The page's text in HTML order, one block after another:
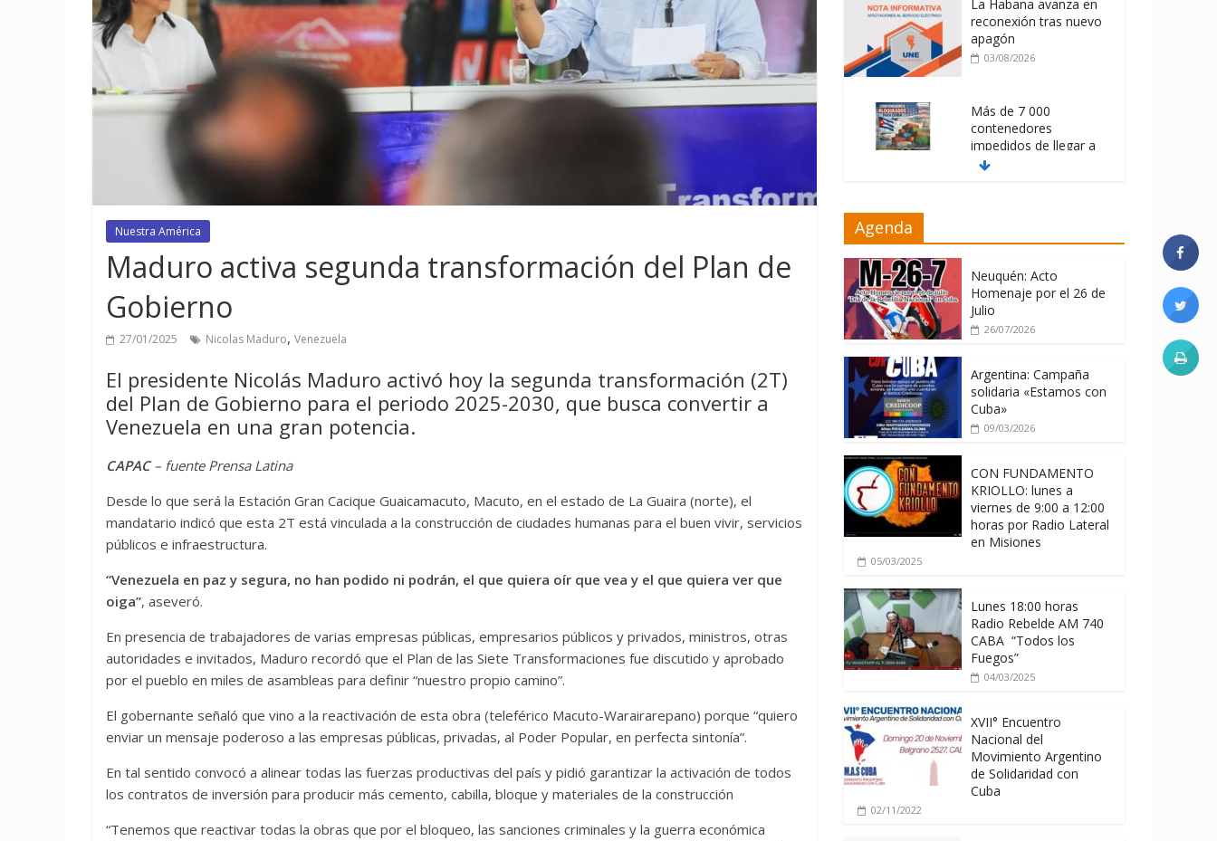
Nuestra América
Maduro activa segunda transformación del Plan de
Gobierno
27/01/2025 Nicolas Maduro, Venezuela
El presidente Nicolás Maduro activó hoy la segunda transformación (2T)
del Plan de Gobierno para el periodo 2025-2030, que busca convertir a
Venezuela en una gran potencia.
CAPAC– fuente Prensa Latina
Desde lo que será la Estación Gran Cacique Guaicamacuto, Macuto, en el estado de La Guaira (norte), el
mandatario indicó que esta 2T está vinculada a la construcción de ciudades humanas para el buen vivir, servicios
públicos e infraestructura.
“Venezuela en paz y segura, no han podido ni podrán, el que quiera oír que vea y el que quiera ver que
oiga”, aseveró.
En presencia de trabajadores de varias empresas públicas, empresarios públicos y privados, ministros, otras
autoridades e invitados, Maduro recordó que el Plan de las Siete Transformaciones fue discutido y aprobado
por el pueblo en miles de asambleas para definir “nuestro propio camino”.
El gobernante señaló que vino a la reactivación de esta obra (teleférico Macuto-Warairarepano) porque “quiero
enviar un mensaje poderoso a las empresas públicas, privadas, al Poder Popular, en perfecta sintonía”.
En tal sentido convocó a alinear todas las fuerzas productivas del país y pidió garantizar la activación de todos
los contratos de inversión para producir más cemento, cabilla, bloque y materiales de la construcción
“Tenemos que reactivar todas la obras que por el bloqueo, las sanciones criminales y la guerra económica
La Habana avanza en
reconexión tras nuevo
apagón
03/08/2026
Más de 7 000
contenedores
impedidos de llegar a
Cuba
memorándum con
04/08/2026
Agenda
Neuquén: Acto
Homenaje por el 26 de
Julio
26/07/2026
Argentina: Campaña
solidaria «Estamos con
Cuba»
09/03/2026
CON FUNDAMENTO
KRIOLLO: lunes a
viernes de 9:00 a 12:00
horas por Radio Lateral
en Misiones
05/03/2025
Lunes 18:00 horas
Radio Rebelde AM 740
CABA “Todos los
Fuegos”
04/03/2025
XVII° Encuentro
Nacional del
Movimiento Argentino
de Solidaridad con
Cuba
02/11/2022